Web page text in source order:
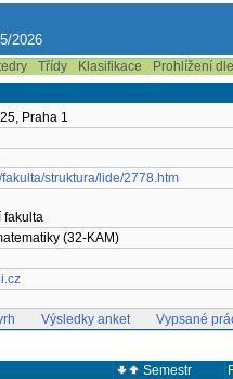
2026
Třídy Klasifikace Prohlížení
Praha 1
fakulta/struktura/lide/2778.htm
fakulta
(32-KAM)
Výsledky anket Vypsané
Semestr